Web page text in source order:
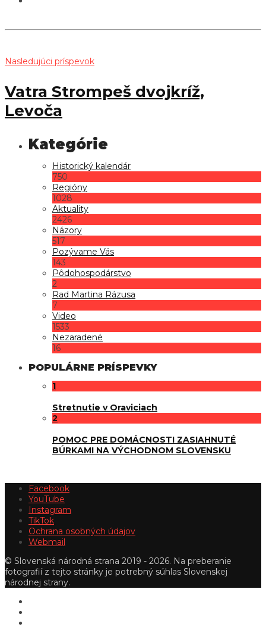
Nasledujúci príspevok
Vatra Strompeš dvojkríž,
Levoča
Historický kalendár
750
Regióny
1028
Aktuality
2426
Názory
517
Pozývame Vás
143
Pôdohospodárstvo
2
Rad Martina Rázusa
7
Video
1533
Nezaradené
16
POPULÁRNE PRÍSPEVKY
1
Stretnutie v Oraviciach
2
POMOC PRE DOMÁCNOSTI ZASIAHNUTÉ
BÚRKAMI NA VÝCHODNOM SLOVENSKU
Facebook
YouTube
Instagram
TikTok
Ochrana osobných údajov
Webmail
© Slovenská národná strana 2019 - 2026. Na preberanie
fotografií z tejto stránky je potrebný súhlas Slovenskej
národnej strany.